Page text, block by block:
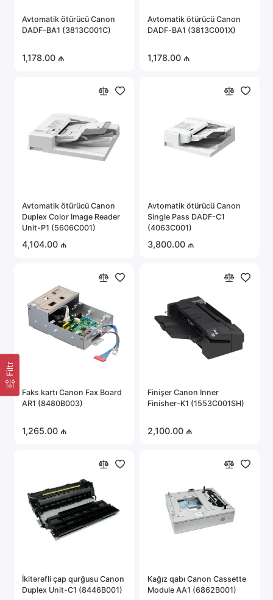
Filtr
Avtomatik ötürücü Canon
DADF-BA1 (3813C001C)
1,178.00 ₼
Avtomatik ötürücü Canon
DADF-BA1 (3813C001X)
1,178.00 ₼
Avtomatik ötürücü Canon
Duplex Color Image Reader
Unit-P1 (5606C001)
4,104.00 ₼
Avtomatik ötürücü Canon
Single Pass DADF-C1
(4063C001)
3,800.00 ₼
Faks kartı Canon Fax Board
AR1 (8480B003)
1,265.00 ₼
Finişer Canon Inner
Finisher-K1 (1553C001SH)
2,100.00 ₼
İkitərəfli çap qurğusu Canon
Duplex Unit-C1 (8446B001)
Kağız qabı Canon Cassette
Module AA1 (6862B001)